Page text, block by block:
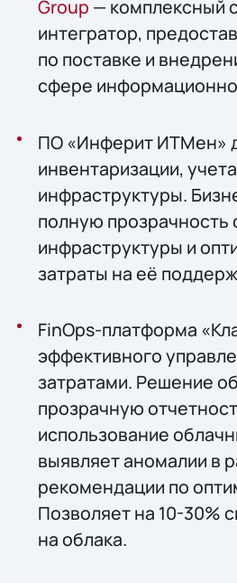
Group — комплексный
интегратор,
по поставке и
сфере
ПО «Инферит ИТМен»
инвентаризации,
инфраструктуры.
полную прозрачность
инфраструктуры и
затраты на её
FinOps-платформа
эффективного
затратами. Решение
прозрачную
использование
выявляет аномалии в
рекомендации по
Позволяет на 10-30%
на облака.